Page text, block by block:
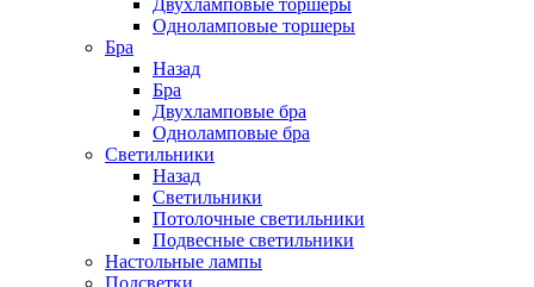
Двухламповые торшеры
Одноламповые торшеры
Бра
Назад
Бра
Двухламповые бра
Одноламповые бра
Светильники
Назад
Светильники
Потолочные светильники
Подвесные светильники
Настольные лампы
Подсветки